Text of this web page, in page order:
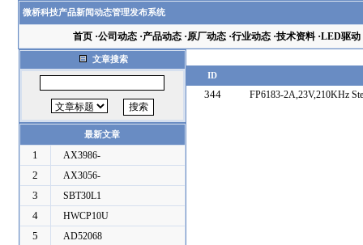
微桥科技产品新闻动态管理发布系统
首页·公司动态·产品动态·原厂动态·行业动态·技术资料·LED驱动
文章搜索
最新文章
1
AX3986-
2
AX3056-
3
SBT30L1
4
HWCP10U
5
AD52068
ID
344 FP6183-2A,23V,210KHz